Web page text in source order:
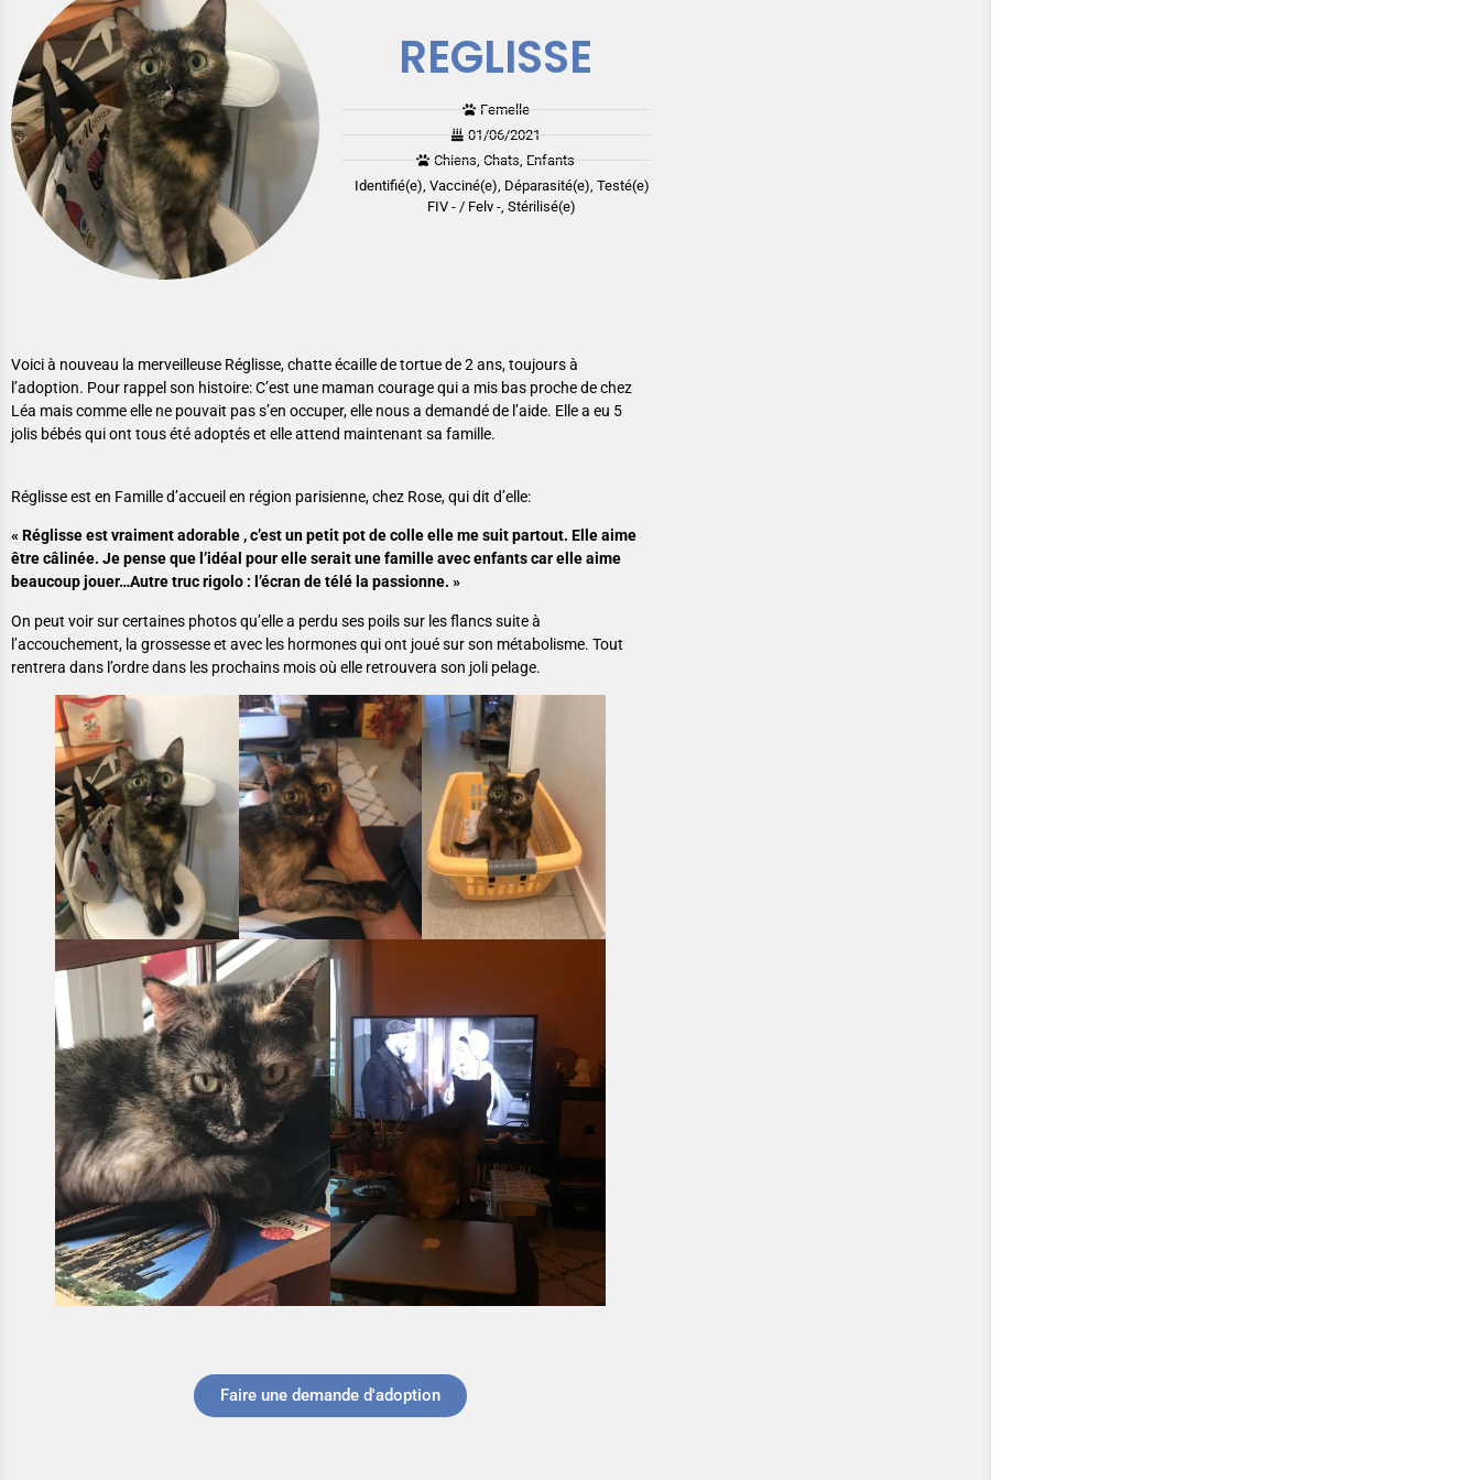
REGLISSE
Femelle
01/06/2021
Chiens, Chats, Enfants
Identifié(e), Vacciné(e), Déparasité(e), Testé(e)
FIV - / Felv -, Stérilisé(e)
Voici à nouveau la merveilleuse Réglisse, chatte écaille de tortue de 2 ans, toujours à
l’adoption. Pour rappel son histoire: C’est une maman courage qui a mis bas proche de chez
Léa mais comme elle ne pouvait pas s’en occuper, elle nous a demandé de l’aide. Elle a eu 5
jolis bébés qui ont tous été adoptés et elle attend maintenant sa famille.
Réglisse est en Famille d’accueil en région parisienne, chez Rose, qui dit d’elle:
« Réglisse est vraiment adorable , c’est un petit pot de colle elle me suit partout. Elle aime
être câlinée. Je pense que l’idéal pour elle serait une famille avec enfants car elle aime
beaucoup jouer…Autre truc rigolo : l’écran de télé la passionne. »
On peut voir sur certaines photos qu’elle a perdu ses poils sur les flancs suite à
l’accouchement, la grossesse et avec les hormones qui ont joué sur son métabolisme. Tout
rentrera dans l’ordre dans les prochains mois où elle retrouvera son joli pelage.
Faire une demande d'adoption